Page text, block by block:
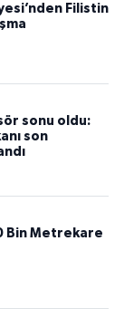
Filistin
sonu oldu:
son
Bin Metrekare